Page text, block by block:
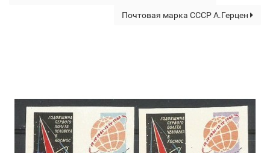
Почтовая марка СССР А.Герцен